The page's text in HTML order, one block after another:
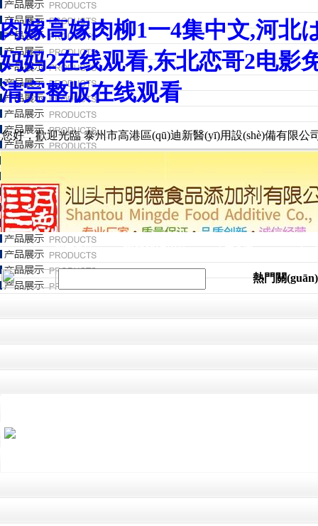
肉嫁高嫁肉柳1一4集中文,河北
妈妈2在线观看,东北恋哥2电影
清完整版在线观看
您好，歡迎光臨 泰州市高港區(qū)迪新醫(yī)用設(shè)備有限公司
迪新首頁 產(chǎn)品中心 工程案例
熱門關